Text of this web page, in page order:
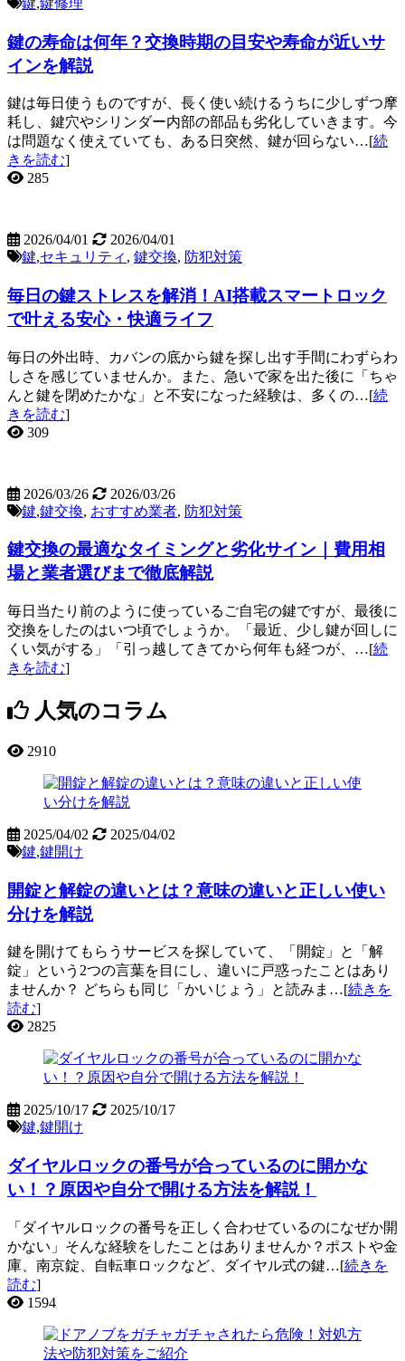
鍵の寿命は何年？交換時期の目安や寿命が近いサ
インを解説
鍵は毎日使うものですが、長く使い続けるうちに少しずつ摩
耗し、鍵穴やシリンダー内部の部品も劣化していきます。今
は問題なく使えていても、ある日突然、鍵が回らない…[続
きを読む]
285
2026/04/01
2026/04/01
鍵,セキュリティ , 鍵交換, 防犯対策
毎日の鍵ストレスを解消！AI搭載スマートロック
で叶える安心・快適ライフ
毎日の外出時、カバンの底から鍵を探し出す手間にわずらわ
しさを感じていませんか。また、急いで家を出た後に「ちゃ
んと鍵を閉めたかな」と不安になった経験は、多くの…[続
きを読む]
309
2026/03/26
2026/03/26
鍵,鍵交換, おすすめ業者, 防犯対策
鍵交換の最適なタイミングと劣化サイン｜費用相
場と業者選びまで徹底解説
毎日当たり前のように使っているご自宅の鍵ですが、最後に
交換をしたのはいつ頃でしょうか。「最近、少し鍵が回しに
くい気がする」「引っ越してきてから何年も経つが、…[続
きを読む]
人気のコラム
2910
2025/04/02
2025/04/02
鍵,鍵開け
開錠と解錠の違いとは？意味の違いと正しい使い
分けを解説
鍵を開けてもらうサービスを探していて、「開錠」と「解
錠」という2つの言葉を目にし、違いに戸惑ったことはあり
ませんか？ どちらも同じ「かいじょう」と読みま…[続きを
読む]
2825
2025/10/17
2025/10/17
鍵,鍵開け
ダイヤルロックの番号が合っているのに開かな
い！？原因や自分で開ける方法を解説！
「ダイヤルロックの番号を正しく合わせているのになぜか開
かない」そんな経験をしたことはありませんか？ポストや金
庫、南京錠、自転車ロックなど、ダイヤル式の鍵…[続きを
読む]
1594